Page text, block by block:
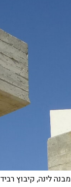
מבנה לינה, קיבוץ רביד